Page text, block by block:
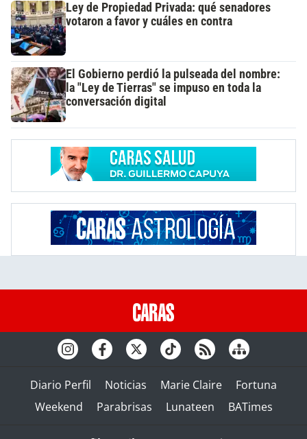
Ley de Propiedad Privada: qué senadores
votaron a favor y cuáles en contra
El Gobierno perdió la pulseada del nombre:
la "Ley de Tierras" se impuso en toda la
conversación digital
Diario Perfil Noticias Marie Claire
Fortuna
Weekend
Parabrisas Lunateen BATimes